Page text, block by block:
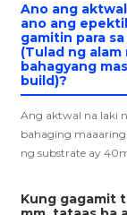
Ano ang
ano ang
gamitin para
(Tulad ng
bahagyang
build)?
Ang aktwal na laki
bahaging
ng substrate ay
Kung gagamit